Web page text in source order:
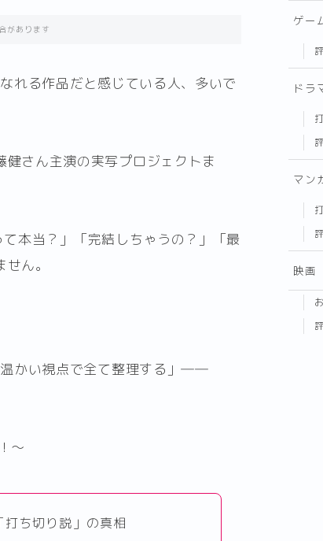
があります
れる作品だと感じている人、多いで
さん主演の実写プロジェクトま
本当？」「完結しちゃうの？」「最
ん。
温かい視点で全て整理する」――
～
ち切り説」の真相
ゲー
ドラ
マン
映画